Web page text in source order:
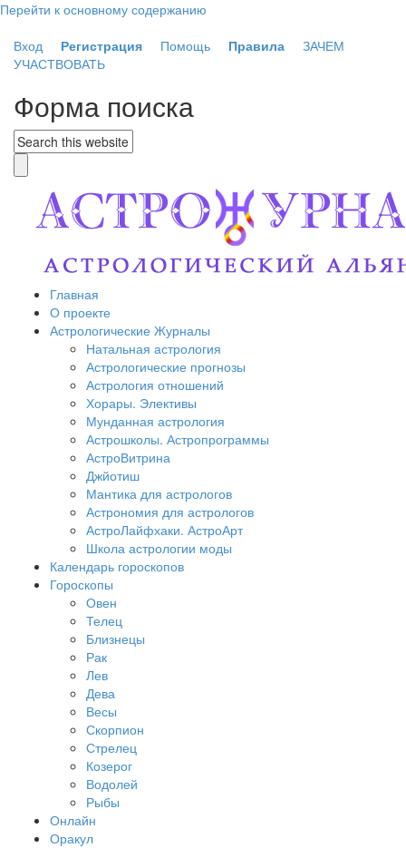
Перейти к основному содержанию
Вход
Регистрация Помощь Правила
ЗАЧЕМ
УЧАСТВОВАТЬ
Форма поиска
Главная
О проекте
Астрологические Журналы
Натальная астрология
Астрологические прогнозы
Астрология отношений
Хорары. Элективы
Мунданная астрология
Астрошколы. Астропрограммы
АстроВитрина
Джйотиш
Мантика для астрологов
Астрономия для астрологов
АстроЛайфхаки. АстроАрт
Школа астрологии моды
Календарь гороскопов
Гороскопы
Овен
Телец
Близнецы
Рак
Лев
Дева
Весы
Скорпион
Стрелец
Козерог
Водолей
Рыбы
Онлайн
Оракул